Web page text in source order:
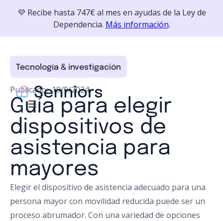
💜 Recibe hasta 747€ al mes en ayudas de la Ley de
Dependencia. Más información.
Tecnología & investigación
Publicado:19/9/2024
Guía para elegir
dispositivos de
asistencia para
mayores
Elegir el dispositivo de asistencia adecuado para una
persona mayor con movilidad reducida puede ser un
proceso abrumador. Con una variedad de opciones